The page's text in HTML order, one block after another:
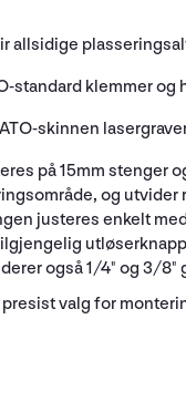
allsidige
standard klemmer
skinnen
på 15mm stenger
og
justeres enkelt
også 1/4" og 3/8"
valg for